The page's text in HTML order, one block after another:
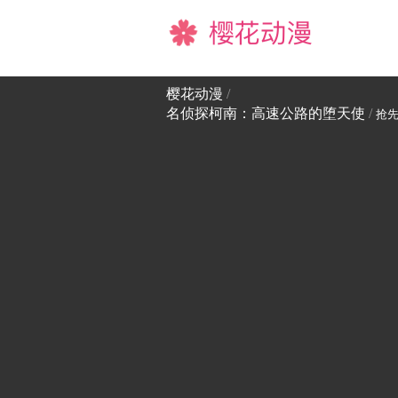
樱花动漫
樱花动漫 /
名侦探柯南：高速公路的堕天使 / 抢